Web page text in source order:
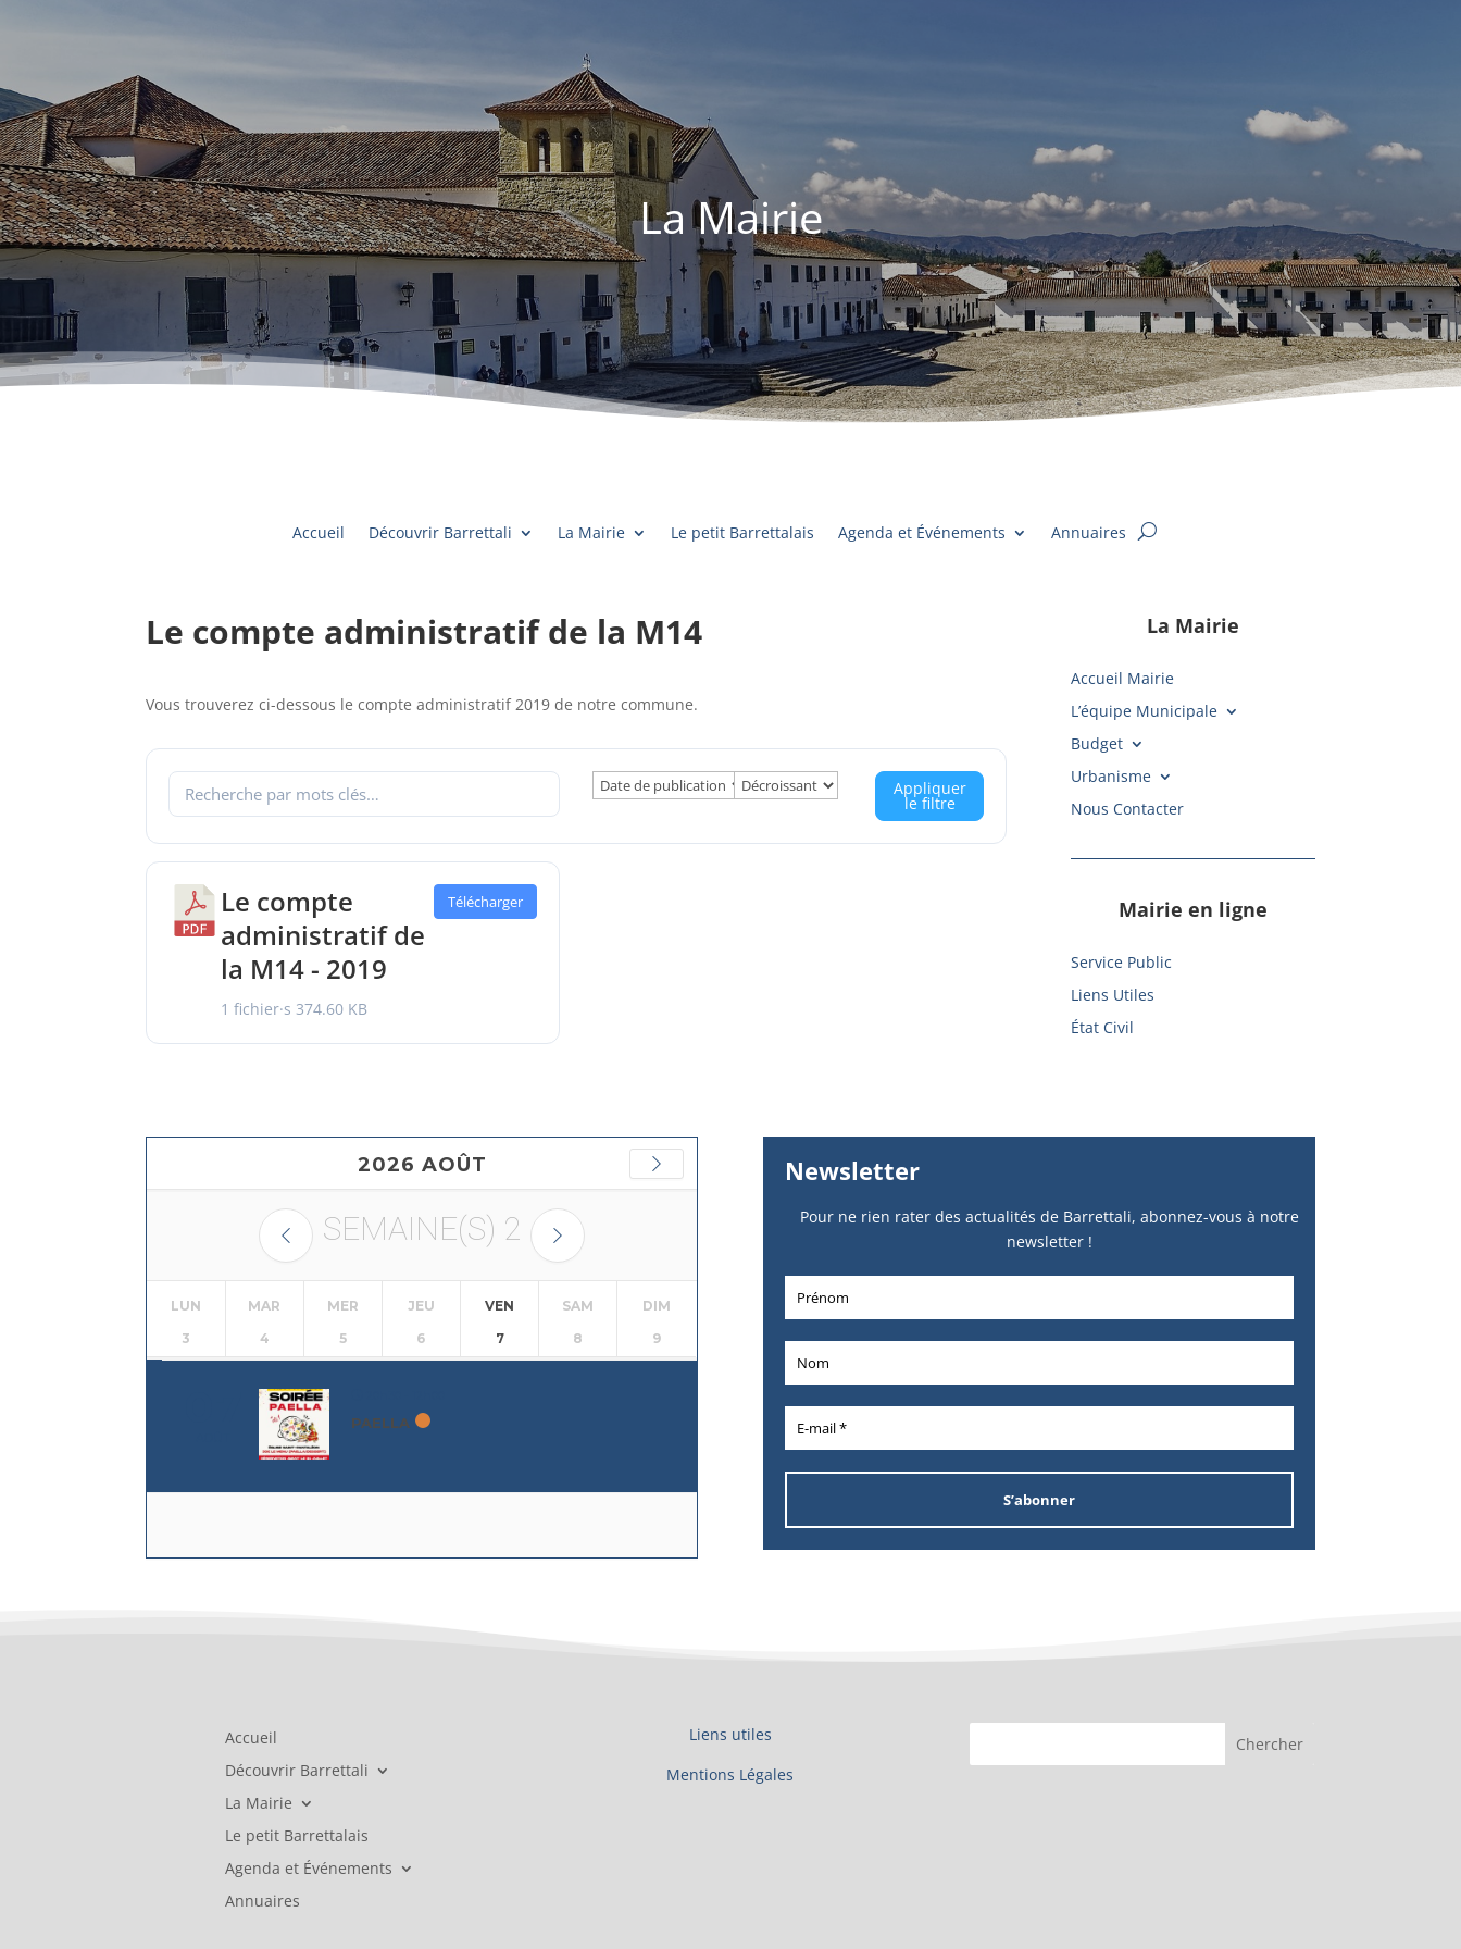
La Mairie
Accueil Découvrir Barrettali La Mairie Le petit Barrettalais Agenda et Événements Annuaires
Le compte administratif de la M14
Vous trouverez ci-dessous le compte administratif 2019 de notre commune.
Appliquer
le filtre
Le compte
administratif de
la M14 - 2019
1 fichier·s 374.60 KB
Télécharger
La Mairie
Accueil Mairie
L’équipe Municipale
Budget
Urbanisme
Nous Contacter
Mairie en ligne
Service Public
Liens Utiles
État Civil
2026 AOÛT
SEMAINE(S) 2
LUN
3
MAR
4
MER
5
JEU
6
VEN
7
SAM
8
DIM
9
PAELLA
Newsletter
Pour ne rien rater des actualités de Barrettali, abonnez-vous à notre
newsletter !
Accueil
Découvrir Barrettali
La Mairie
Le petit Barrettalais
Agenda et Événements
Annuaires
Liens utiles
Mentions Légales